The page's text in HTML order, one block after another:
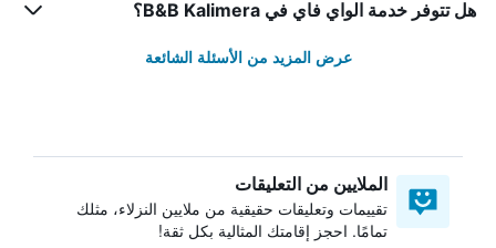
هل تتوفر خدمة الواي فاي في B&B Kalimera؟
عرض المزيد من الأسئلة الشائعة
الملايين من التعليقات
تقييمات وتعليقات حقيقية من ملايين النزلاء، مثلك
تمامًا. احجز إقامتك المثالية بكل ثقة!